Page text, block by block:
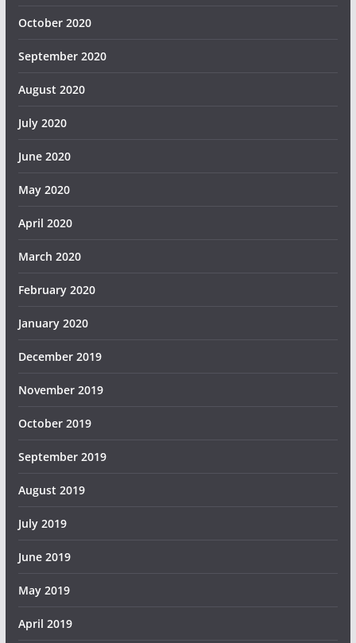
October 2020
September 2020
August 2020
July 2020
June 2020
May 2020
April 2020
March 2020
February 2020
January 2020
December 2019
November 2019
October 2019
September 2019
August 2019
July 2019
June 2019
May 2019
April 2019